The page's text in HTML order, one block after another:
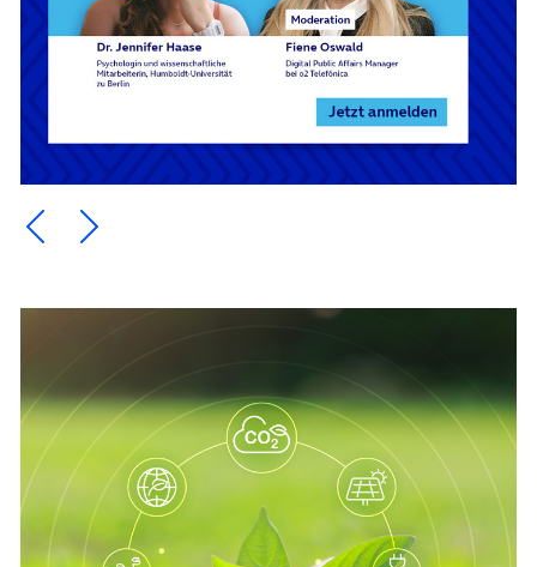
Ein Element zurück blättern
Ein Element weiter blättern